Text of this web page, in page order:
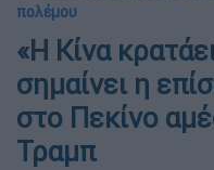
πολέμου
«Η Κίνα
σημαίνει η
στο Πεκίνο
Τραμπ